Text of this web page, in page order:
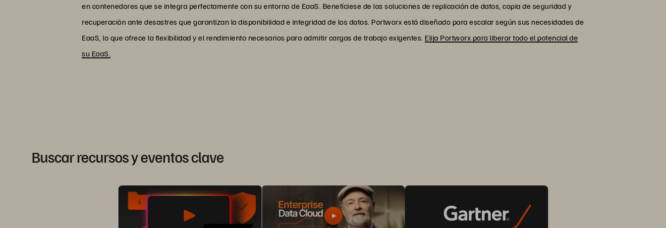
en contenedores que se integra perfectamente con su entorno de EaaS. Benefíciese de las soluciones de replicación de datos, copia de seguridad y
recuperación ante desastres que garantizan la disponibilidad e integridad de los datos. Portworx está diseñado para escalar según sus necesidades de
EaaS, lo que ofrece la flexibilidad y el rendimiento necesarios para admitir cargas de trabajo exigentes. Elija Portworx para liberar todo el potencial de
su EaaS.
Buscar recursos y eventos clave